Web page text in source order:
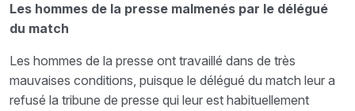
Les hommes de la presse malmenés par le délégué
du match
Les hommes de la presse ont travaillé dans de très
mauvaises conditions, puisque le délégué du match leur a
refusé la tribune de presse qui leur est habituellement